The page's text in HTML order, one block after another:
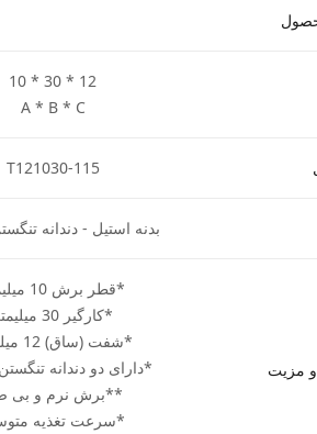
10 * 30 * 12
A * B * C
T121030-115
بدنه استیل - دندانه
و مزیت
*قطر برش 10 میلیمتر
*کارگیر 30 میلیمتر
*شفت (ساق) 12 میلیمتر
*دارای دو دندانه تنگستن
**برش نرم و بی
*سرعت تغذیه